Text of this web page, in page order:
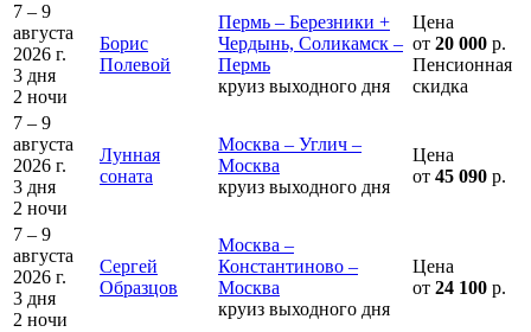
7 – 9
августа
2026 г.
3 дня
2 ночи
Борис
Полевой
Пермь – Березники +
Чердынь, Соликамск –
Пермь
круиз выходного дня
Цена
от 20 000 р.
Пенсионная
скидка
7 – 9
августа
2026 г.
3 дня
2 ночи
Лунная
соната
Москва – Углич –
Москва
круиз выходного дня
Цена
от 45 090 р.
7 – 9
августа
2026 г.
3 дня
2 ночи
Сергей
Образцов
Москва –
Константиново –
Москва
круиз выходного дня
Цена
от 24 100 р.